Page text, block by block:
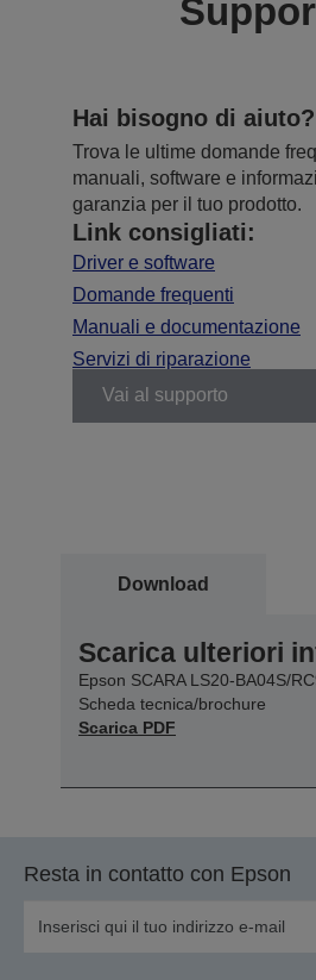
Hai bisogno di aiuto?
Trova le ultime domande
manuali, software e
garanzia per il tuo prodotto.
Link consigliati:
Driver e software
Domande frequenti
Manuali e documentazione
Servizi di riparazione
Vai al supporto
Download
Scarica ulteriori
Epson SCARA LS20-BA04S/
Scheda tecnica/brochure
Scarica PDF
Resta in contatto con Epson